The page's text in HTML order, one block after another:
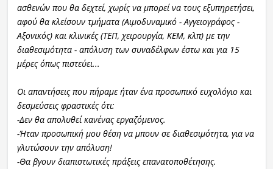
ασθενών που θα δεχτεί, χωρίς να μπορεί να τους εξυπηρετήσει,
αφού θα κλείσουν τμήματα (Αιμοδυναμικό - Αγγειογράφος -
Αξονικός) και κλινικές (ΤΕΠ, χειρουργία, ΚΕΜ, κλπ) με την
διαθεσιμότητα - απόλυση των συναδέλφων έστω και για 15
μέρες όπως πιστεύει...
Οι απαντήσεις που πήραμε ήταν ένα προσωπικό ευχολόγιο και
δεσμεύσεις φραστικές ότι:
-Δεν θα απολυθεί κανένας εργαζόμενος.
-Ήταν προσωπική μου θέση να μπουν σε διαθεσιμότητα, για να
γλυτώσουν την απόλυση!
-Θα βγουν διαπιστωτικές πράξεις επανατοποθέτησης.